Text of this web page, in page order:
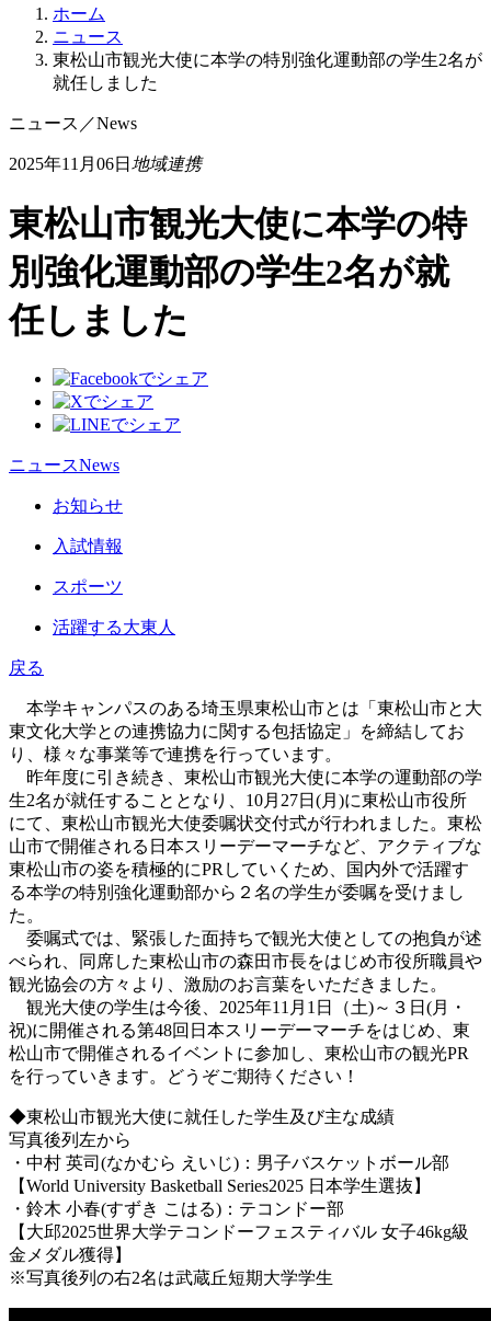
ホーム
ニュース
東松山市観光大使に本学の特別強化運動部の学生2名が
就任しました
ニュース ／News
2025年11月06日 地域連携
東松山市観光大使に本学の特
別強化運動部の学生2名が就
任しました
ニュースNews
お知らせ
入試情報
スポーツ
活躍する大東人
戻る
本学キャンパスのある埼玉県東松山市とは「東松山市と大
東文化大学との連携協力に関する包括協定」を締結してお
り、様々な事業等で連携を行っています。
昨年度に引き続き、東松山市観光大使に本学の運動部の学
生2名が就任することとなり、10月27日(月)に東松山市役所
にて、東松山市観光大使委嘱状交付式が行われました。東松
山市で開催される日本スリーデーマーチなど、アクティブな
東松山市の姿を積極的にPRしていくため、国内外で活躍す
る本学の特別強化運動部から２名の学生が委嘱を受けまし
た。
委嘱式では、緊張した面持ちで観光大使としての抱負が述
べられ、同席した東松山市の森田市長をはじめ市役所職員や
観光協会の方々より、激励のお言葉をいただきました。
観光大使の学生は今後、2025年11月1日（土)～３日(月・
祝)に開催される第48回日本スリーデーマーチをはじめ、東
松山市で開催されるイベントに参加し、東松山市の観光PR
を行っていきます。どうぞご期待ください！
◆東松山市観光大使に就任した学生及び主な成績
写真後列左から
・中村 英司(なかむら えいじ)：男子バスケットボール部
【World University Basketball Series2025 日本学生選抜】
・鈴木 小春(すずき こはる)：テコンドー部
【大邱2025世界大学テコンドーフェスティバル 女子46kg級
金メダル獲得】
※写真後列の右2名は武蔵丘短期大学学生